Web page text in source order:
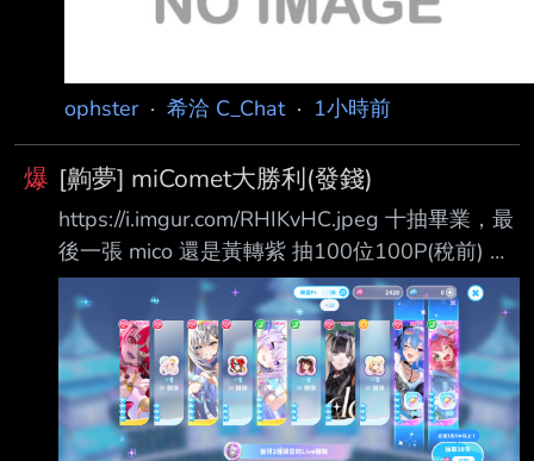
ophster· 希洽 C_Chat· 1小時前
爆 [齁夢] miComet大勝利(發錢)
https://i.imgur.com/RHIKvHC.jpeg 十抽畢業，最
後一張 mico 還是黃轉紫 抽100位100P(稅前) 推
文留言這次二池喜歡的角色擇一 大家規則看清楚
阿~不然錢都發不出去~ -- 「私は君と会えて嬉
しい！」 「嬉しい嬉しい！ 誰かの期待に応え
るために悲しくなるなんてつまんないって」
https://i.imgur.com/BzQCINp.jpg ———リコリ
ス・リコイル --